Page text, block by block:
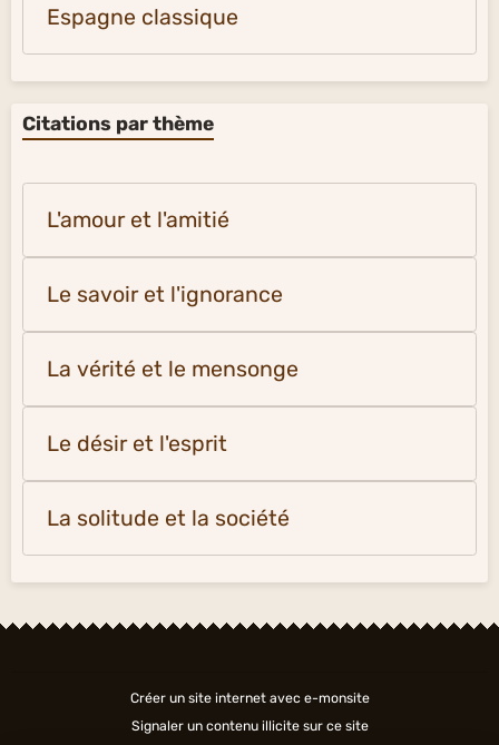
Espagne classique
Citations par thème
L'amour et l'amitié
Le savoir et l'ignorance
La vérité et le mensonge
Le désir et l'esprit
La solitude et la société
Créer un site internet avec e-monsite
Signaler un contenu illicite sur ce site